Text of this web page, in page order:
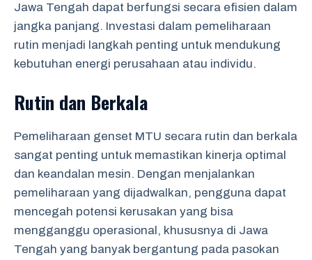
Jawa Tengah dapat berfungsi secara efisien dalam
jangka panjang. Investasi dalam pemeliharaan
rutin menjadi langkah penting untuk mendukung
kebutuhan energi perusahaan atau individu.
Rutin dan Berkala
Pemeliharaan genset MTU secara rutin dan berkala
sangat penting untuk memastikan kinerja optimal
dan keandalan mesin. Dengan menjalankan
pemeliharaan yang dijadwalkan, pengguna dapat
mencegah potensi kerusakan yang bisa
mengganggu operasional, khususnya di Jawa
Tengah yang banyak bergantung pada pasokan